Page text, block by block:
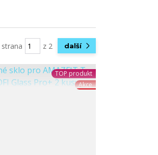
strana z 2 další
TOP produkt
Akce